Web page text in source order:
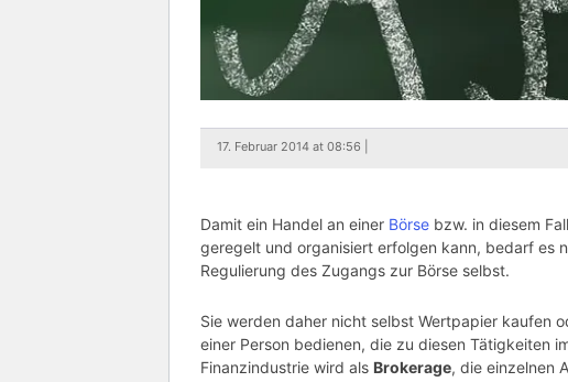
17. Februar 2014 at 08:56 |
Damit ein Handel an einer Börse bzw. in diesem
geregelt und organisiert erfolgen kann, bedarf es
Regulierung des Zugangs zur Börse selbst.
Sie werden daher nicht selbst Wertpapier kaufen
einer Person bedienen, die zu diesen Tätigkeiten
Finanzindustrie wird als Brokerage, die einzelnen